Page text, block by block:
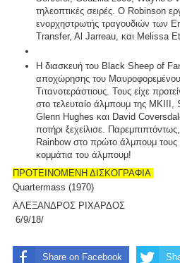
τηλεοπτικές σειρές. Ο Robinson
ενορχηστρωτής τραγουδιών των
Transfer, Al Jarreau, και Melissa
Η διασκευή του Black Sheep of
αποχώρησης του
Τιτανοτεράστιους. Τους είχε
στο τελευταίο άλμπουμ της
Glenn Hughes και David
ποτήρι ξεχείλισε.
Rainbow στο πρώτο άλμπουμ
κομμάτια του άλμπουμ!
ΠΡΟΤΕΙΝΟΜΕΝΗ ΔΙΣΚΟΓΡΑΦΙΑ
Quartermass (1970)
ΑΛΕΞΑΝΔΡΟΣ ΡΙΧΑΡΔΟΣ
6/9/18/
Share on Facebook